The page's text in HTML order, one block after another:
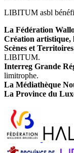
LIBITUM asbl
La Fédération
Création artistique,
Scènes et Territoires
LIBITUM.
Interreg Grande
limitrophe.
La Médiathèque
La Province du